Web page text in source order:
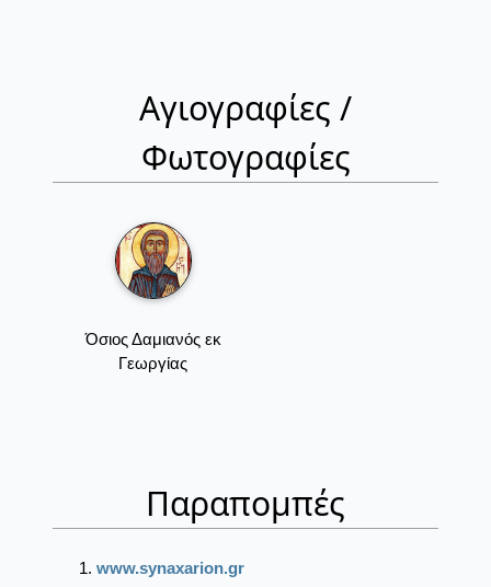
Αγιογραφίες /
Φωτογραφίες
Όσιος Δαμιανός εκ
Γεωργίας
Παραπομπές
www.synaxarion.gr